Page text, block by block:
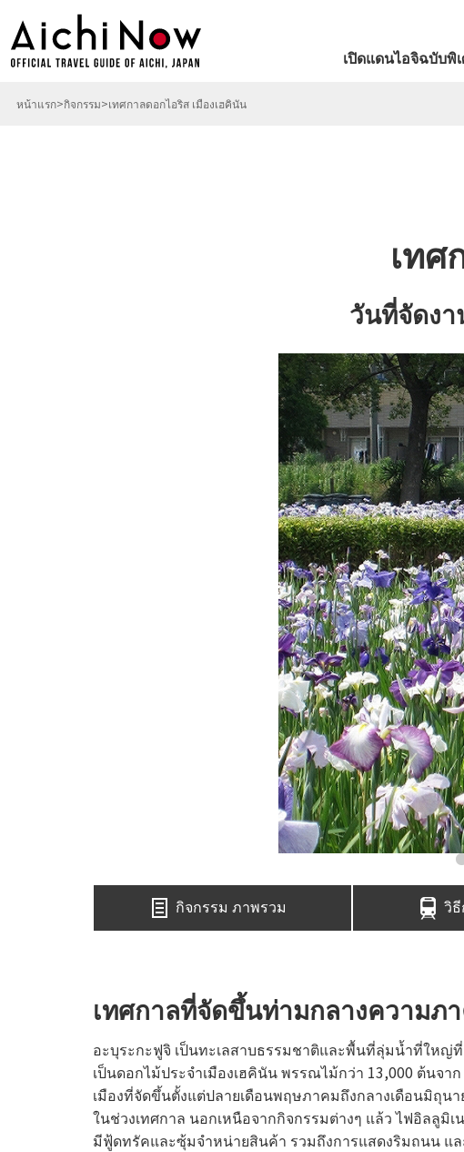
เปิดแดนไอจิฉบับพิ
หน้าแรก กิจกรรม เทศกาลดอกไอริส เมืองเฮคินัน
เทศ
วันที่จัดง
กิจกรรม ภาพรวม วิ
เทศกาลที่จัดขึ้นท่ามกลางความภ
อะบุระกะฟูจิ เป็นทะเลสาบธรรมชาติและพื้นที่ลุ่มน้ำที่ใหญ่
เป็นดอกไม้ประจำเมืองเฮคินัน พรรณไม้กว่า 13,000 ต้นจ
เมืองที่จัดขึ้นตั้งแต่ปลายเดือนพฤษภาคมถึงกลางเดือนมิถุน
ในช่วงเทศกาล นอกเหนือจากกิจกรรมต่างๆ แล้ว ไฟอิลลู
มีฟู้ดทรัคและซุ้มจำหน่ายสินค้า รวมถึงการแสดงริมถนน แ